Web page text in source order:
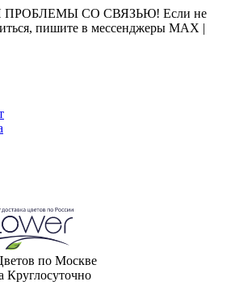
СО СВЯЗЬЮ! Если не
пишите в мессенджеры MAX |
по Москве
Круглосуточно